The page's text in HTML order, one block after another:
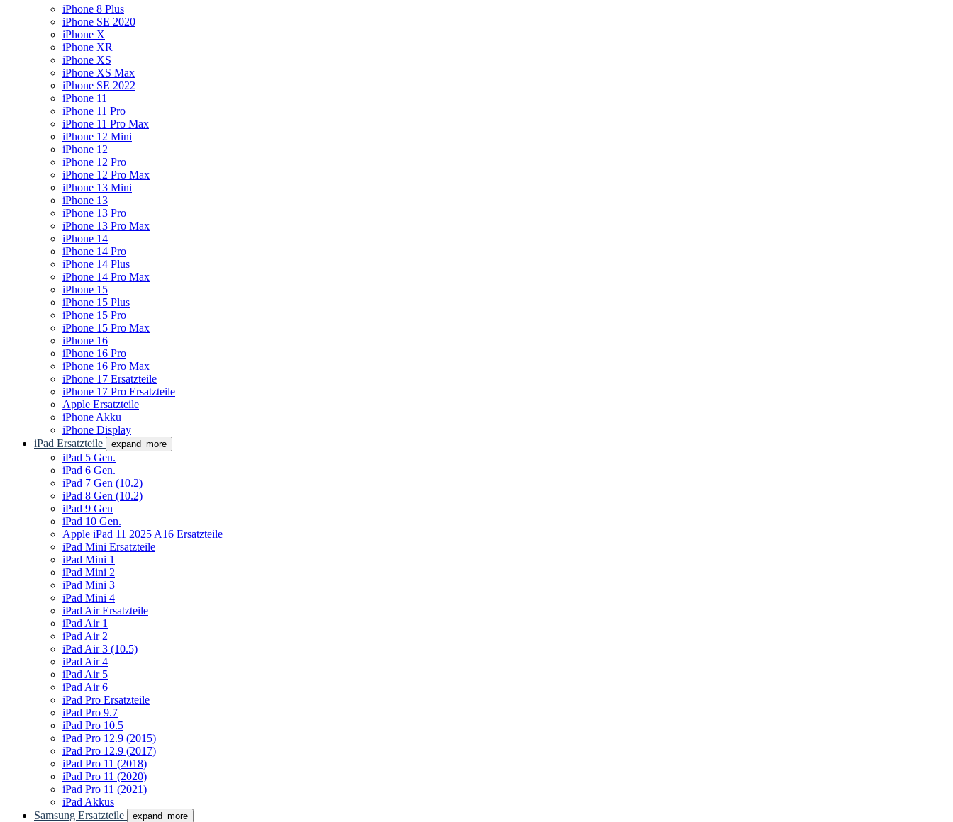
iPhone 8 Plus
iPhone SE 2020
iPhone X
iPhone XR
iPhone XS
iPhone XS Max
iPhone SE 2022
iPhone 11
iPhone 11 Pro
iPhone 11 Pro Max
iPhone 12 Mini
iPhone 12
iPhone 12 Pro
iPhone 12 Pro Max
iPhone 13 Mini
iPhone 13
iPhone 13 Pro
iPhone 13 Pro Max
iPhone 14
iPhone 14 Pro
iPhone 14 Plus
iPhone 14 Pro Max
iPhone 15
iPhone 15 Plus
iPhone 15 Pro
iPhone 15 Pro Max
iPhone 16
iPhone 16 Pro
iPhone 16 Pro Max
iPhone 17 Ersatzteile
iPhone 17 Pro Ersatzteile
Apple Ersatzteile
iPhone Akku
iPhone Display
iPad Ersatzteile
expand_more
iPad 5 Gen.
iPad 6 Gen.
iPad 7 Gen (10.2)
iPad 8 Gen (10.2)
iPad 9 Gen
iPad 10 Gen.
Apple iPad 11 2025 A16 Ersatzteile
iPad Mini Ersatzteile
iPad Mini 1
iPad Mini 2
iPad Mini 3
iPad Mini 4
iPad Air Ersatzteile
iPad Air 1
iPad Air 2
iPad Air 3 (10.5)
iPad Air 4
iPad Air 5
iPad Air 6
iPad Pro Ersatzteile
iPad Pro 9.7
iPad Pro 10.5
iPad Pro 12.9 (2015)
iPad Pro 12.9 (2017)
iPad Pro 11 (2018)
iPad Pro 11 (2020)
iPad Pro 11 (2021)
iPad Akkus
Samsung Ersatzteile
expand_more